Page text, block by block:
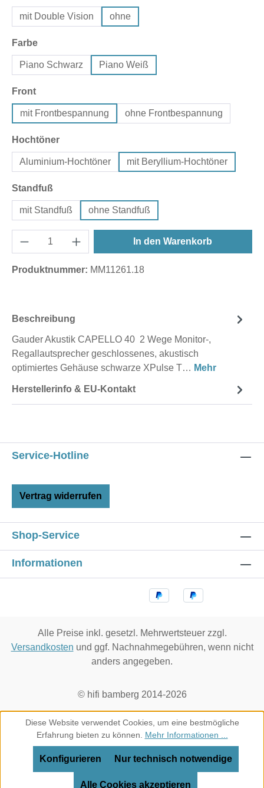
mit Double Vision ohne
Farbeauswählen
Piano Schwarz Piano Weiß
Frontauswählen
mit Frontbespannung ohne Frontbespannung
Hochtönerauswählen
Aluminium-Hochtöner mit Beryllium-Hochtöner
Standfußauswählen
mit Standfuß ohne Standfuß
In den Warenkorb
Produktnummer: MM11261.18
Beschreibung
Gauder Akustik CAPELLO 40 2 Wege Monitor-,
Regallautsprecher geschlossenes, akustisch
optimiertes Gehäuse schwarze XPulse T… Mehr
Herstellerinfo & EU-Kontakt
Service-Hotline
Vertrag widerrufen
Shop-Service
Informationen
Alle Preise inkl. gesetzl. Mehrwertsteuer zzgl.
Versandkosten und ggf. Nachnahmegebühren, wenn nicht
anders angegeben.
© hifi bamberg 2014-2026
Diese Website verwendet Cookies, um eine bestmögliche
Erfahrung bieten zu können. Mehr Informationen ...
Nur technisch notwendige
Konfigurieren
Alle Cookies akzeptieren